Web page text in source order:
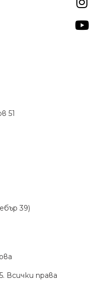
51
39)

Всички права